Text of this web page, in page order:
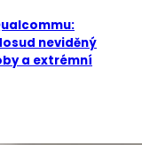
neviděný
a extrémní